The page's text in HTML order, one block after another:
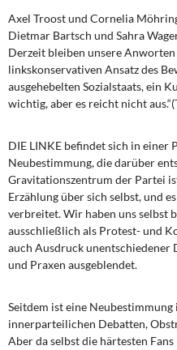
Steuer- und Finanzpolitik
Öffentliche Infrastruktur
Eurokrise und
Weitere Themen
Memo-Gruppe
Institut Solidarische
Über mich
Axel Troost und Cornelia
Dietmar Bartsch und Sahra
Derzeit bleiben unsere
linkskonservativen Ansatz des
ausgehebelten Sozialstaats, ein
wichtig, aber es reicht nicht
DIE LINKE befindet sich in einer
Neubestimmung, die darüber
Gravitationszentrum der Partei
Erzählung über sich selbst, und
verbreitet. Wir haben uns selbst
ausschließlich als Protest- und
auch Ausdruck unentschiedener
und Praxen ausgeblendet.
Seitdem ist eine
innerparteilichen Debatten,
Aber da selbst die härtesten